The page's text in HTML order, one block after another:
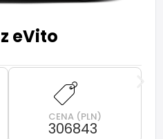
eVito
CENA (PLN)
306843